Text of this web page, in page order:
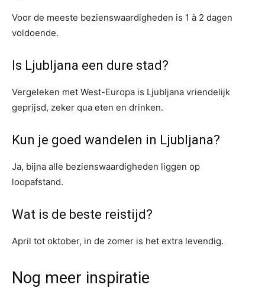
Voor de meeste bezienswaardigheden is 1 à 2 dagen
voldoende.
Is Ljubljana een dure stad?
Vergeleken met West-Europa is Ljubljana vriendelijk
geprijsd, zeker qua eten en drinken.
Kun je goed wandelen in Ljubljana?
Ja, bijna alle bezienswaardigheden liggen op
loopafstand.
Wat is de beste reistijd?
April tot oktober, in de zomer is het extra levendig.
Nog meer inspiratie